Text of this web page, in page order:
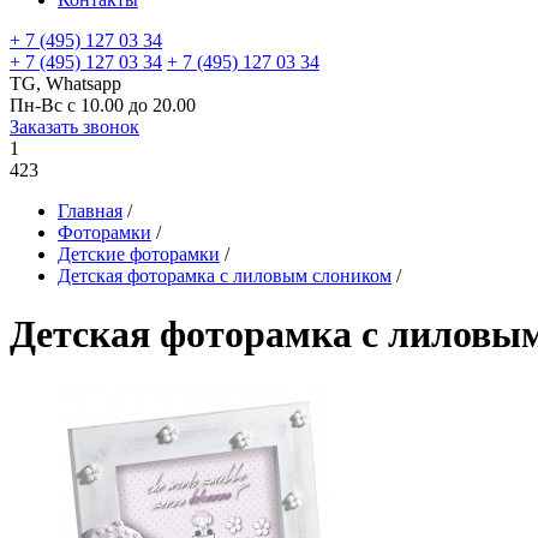
+ 7 (495) 127 03 34
+ 7 (495) 127 03 34 + 7 (495) 127 03 34
TG, Whatsapp
Пн-Вс с 10.00 до 20.00
Заказать звонок
1
423
Главная /
Фоторамки /
Детские фоторамки /
Детская фоторамка с лиловым слоником /
Детская фоторамка с